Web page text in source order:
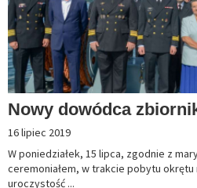
Nowy dowódca
16 lipiec 2019
W poniedziałek, 15 lipca, zgodnie z
ceremoniałem, w trakcie pobytu okrętu
uroczystość ...